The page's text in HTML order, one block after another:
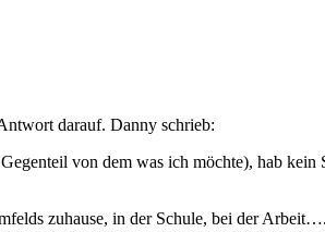
darauf. Danny schrieb:
von dem was ich möchte), hab
zuhause, in der Schule, bei der